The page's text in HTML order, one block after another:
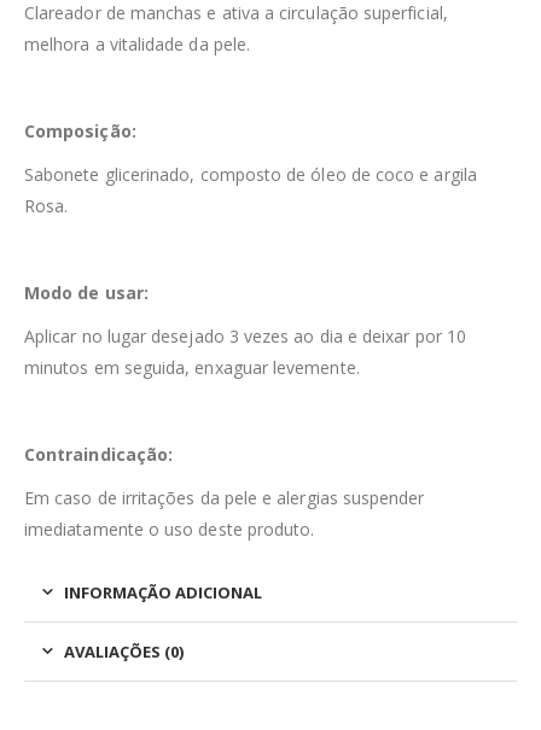
Clareador de manchas e ativa a circulação superficial,
melhora a vitalidade da pele.
Composição:
Sabonete glicerinado, composto de óleo de coco e argila
Rosa.
Modo de usar:
Aplicar no lugar desejado 3 vezes ao dia e deixar por 10
minutos em seguida, enxaguar levemente.
Contraindicação:
Em caso de irritações da pele e alergias suspender
imediatamente o uso deste produto.
INFORMAÇÃO ADICIONAL
AVALIAÇÕES (0)